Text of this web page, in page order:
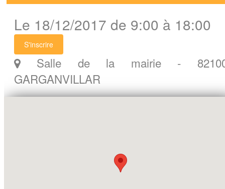
Le 18/12/2017 de 9:00 à 18:00
S'inscrire
Salle de la mairie -
GARGANVILLAR